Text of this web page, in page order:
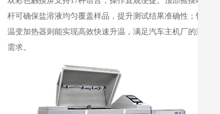
杆可确保盐溶液均匀覆盖样品，提升测试结果准确性；快速
温变加热器则能实现高效快速升温，满足汽车主机厂的测试
需求。